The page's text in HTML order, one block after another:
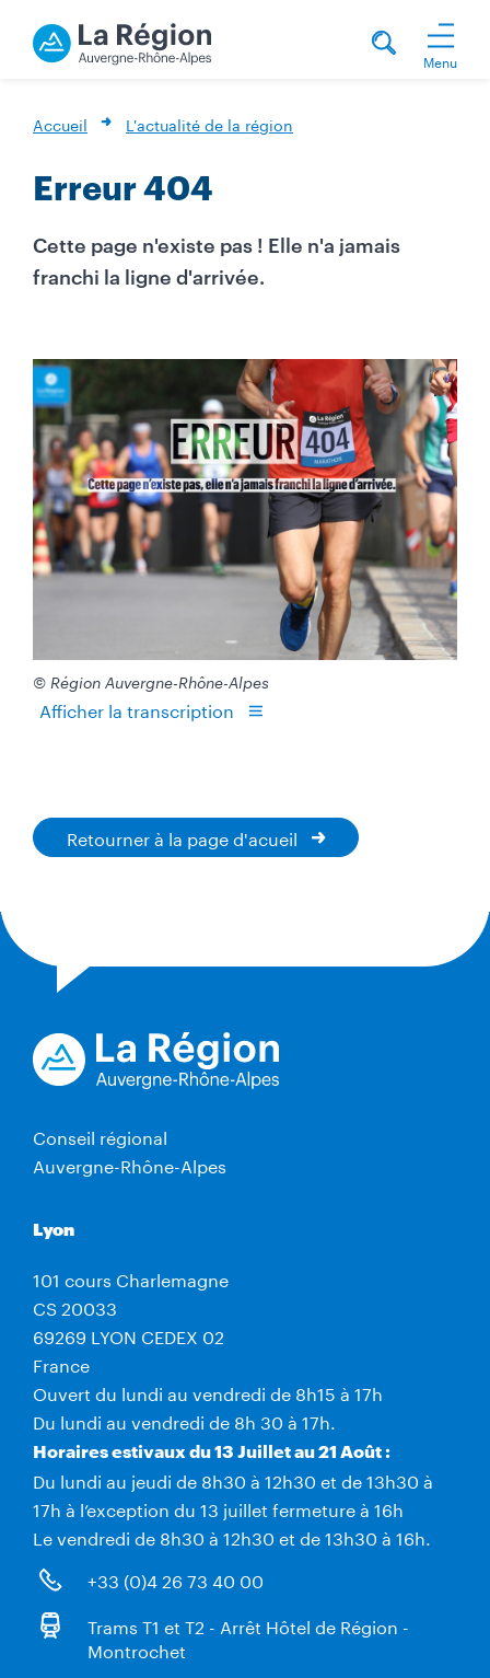
Menu
Accueil L'actualité de la région
Erreur 404
Cette page n'existe pas ! Elle n'a jamais
franchi la ligne d'arrivée.
© Région Auvergne-Rhône-Alpes
Afficher la transcription
Retourner à la page d'acueil
Conseil régional
Auvergne-Rhône-Alpes
Lyon
101 cours Charlemagne
CS 20033
69269 LYON CEDEX 02
France
Ouvert du lundi au vendredi de 8h15 à 17h
Du lundi au vendredi de 8h 30 à 17h.
Horaires estivaux du 13 Juillet au 21 Août :
Du lundi au jeudi de 8h30 à 12h30 et de 13h30 à
17h à l’exception du 13 juillet fermeture à 16h
Le vendredi de 8h30 à 12h30 et de 13h30 à 16h.
+33 (0)4 26 73 40 00
Trams T1 et T2 - Arrêt Hôtel de Région -
Montrochet